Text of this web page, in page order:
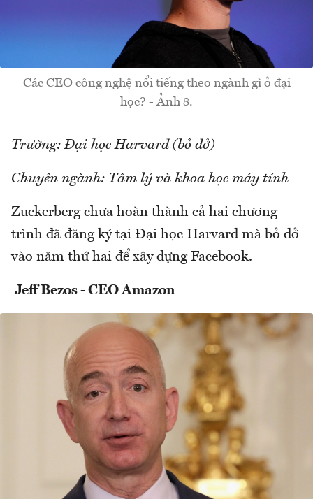
Các CEO công nghệ nổi tiếng theo ngành gì ở đại
học? - Ảnh 8.
Trường: Đại học Harvard (bỏ dở)
Chuyên ngành: Tâm lý và khoa học máy tính
Zuckerberg chưa hoàn thành cả hai chương
trình đã đăng ký tại Đại học Harvard mà bỏ dở
vào năm thứ hai để xây dựng Facebook.
Jeff Bezos - CEO Amazon